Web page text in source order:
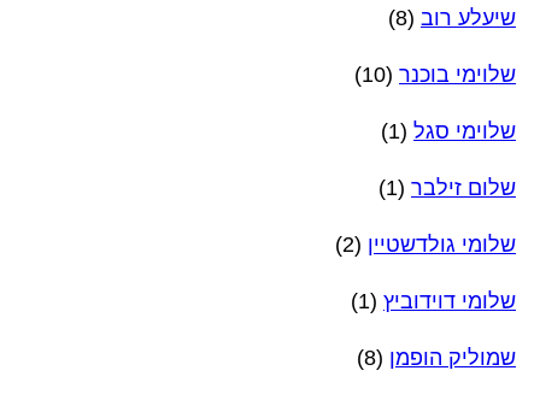
שיעלע רוב (8)
שלוימי בוכנר (10)
שלוימי סגל (1)
שלום זילבר (1)
שלומי גולדשטיין (2)
שלומי דוידוביץ (1)
שמוליק הופמן (8)